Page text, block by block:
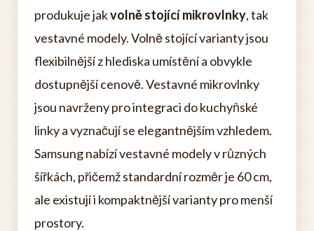
produkuje jakvolně stojící mikrovlnky, tak
vestavné modely. Volně stojící varianty jsou
flexibilnější z hlediska umístění a obvykle
dostupnější cenově. Vestavné mikrovlnky
jsou navrženy pro integraci do kuchyňské
linky a vyznačují se elegantnějším vzhledem.
Samsung nabízí vestavné modely v různých
šířkách, přičemž standardní rozměr je 60 cm,
ale existují i kompaktnější varianty pro menší
prostory.